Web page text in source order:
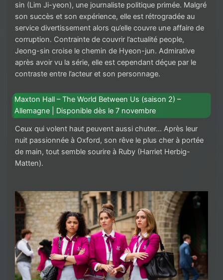
sin (Lim Ji-yeon), une journaliste politique primée. Malgré
son succès et son expérience, elle est rétrogradée au
service divertissement alors qu’elle couvre une affaire de
corruption. Contrainte de couvrir l’actualité people,
Jeong-sin croise le chemin de Hyeon-jun. Admirative
après avoir vu la série, elle est cependant déçue par le
contraste entre l’acteur et son personnage.
Maxton Hall – The World Between Us (saison 2) –
Allemagne | Disponible dès le 7 novembre
Ceux qui volent haut peuvent aussi chuter… Après leur
nuit passionnée à Oxford, son rêve le plus cher à portée
de main, tout semble sourire à Ruby (Harriet Herbig-
Matten).